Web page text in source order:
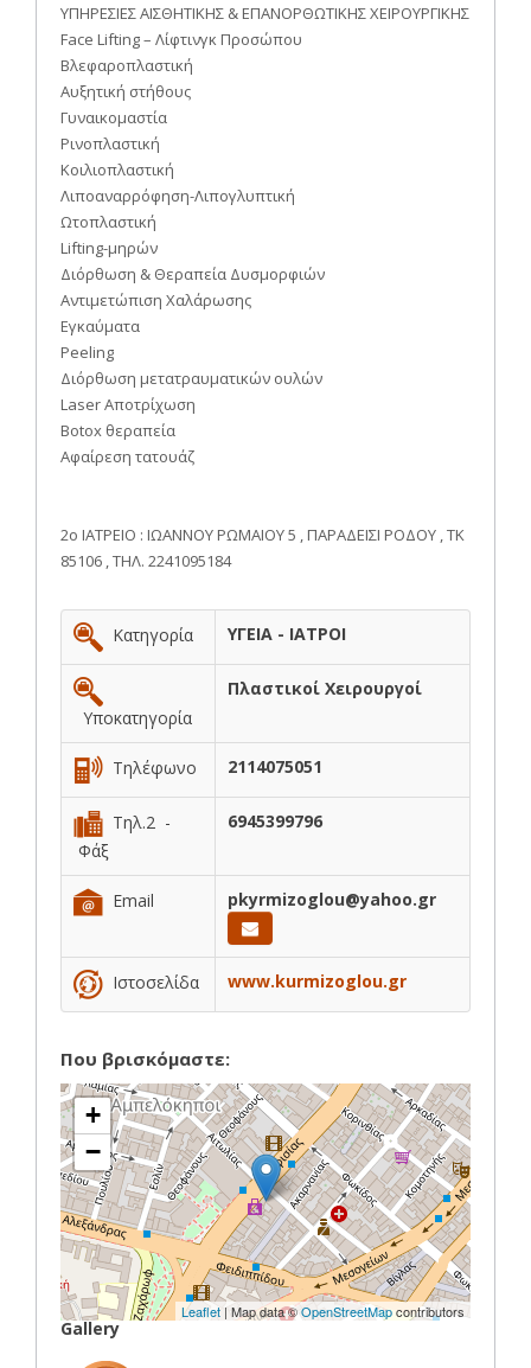
ΥΠΗΡΕΣΙΕΣ ΑΙΣΘΗΤΙΚΗΣ & ΕΠΑΝΟΡΘΩΤΙΚΗΣ ΧΕΙΡΟΥΡΓΙΚΗΣ
Face Lifting – Λίφτινγκ Προσώπου
Βλεφαροπλαστική
Αυξητική στήθους
Γυναικομαστία
Ρινοπλαστική
Κοιλιοπλαστική
Λιποαναρρόφηση-Λιπογλυπτική
Ωτοπλαστική
Lifting-μηρών
Διόρθωση & Θεραπεία Δυσμορφιών
Αντιμετώπιση Χαλάρωσης
Εγκαύματα
Peeling
Διόρθωση μετατραυματικών ουλών
Laser Αποτρίχωση
Botox θεραπεία
Αφαίρεση τατουάζ
2ο ΙΑΤΡΕΙΟ : ΙΩΑΝΝΟΥ ΡΩΜΑΙΟΥ 5 , ΠΑΡΑΔΕΙΣΙ ΡΟΔΟΥ , ΤΚ
85106 , ΤΗΛ. 2241095184
Κατηγορία ΥΓΕΙΑ - ΙΑΤΡΟΙ
Υποκατηγορία
Πλαστικοί Χειρουργοί
Τηλέφωνο 2114075051
Τηλ.2 -
Φάξ
6945399796
Email pkyrmizoglou@yahoo.gr
Ιστοσελίδα www.kurmizoglou.gr
Που βρισκόμαστε:
+
−
Leaflet | Map data ©OpenStreetMapcontributors
Gallery